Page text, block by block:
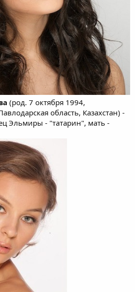
(род. 7 октября 1994,
область, Казахстан) -
Эльмиры - "татарин", мать -